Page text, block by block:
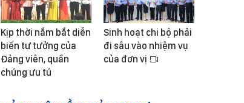
Kịp thời nắm bắt diễn
biến tư tưởng của
Đảng viên, quần
chúng ưu tú
Sinh hoạt chi bộ phải
đi sâu vào nhiệm vụ
của đơn vị